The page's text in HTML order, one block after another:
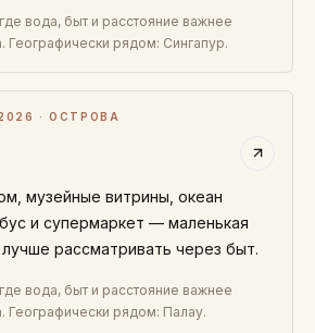
вода, быт и расстояние важнее
Географически рядом: Сингапур.
· ОСТРОВА
музейные витрины, океан
и супермаркет — маленькая
рассматривать через быт.
вода, быт и расстояние важнее
Географически рядом: Палау.